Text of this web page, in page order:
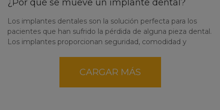
¿Por qué se mueve un implante dental?
Los implantes dentales son la solución perfecta para los
pacientes que han sufrido la pérdida de alguna pieza dental.
Los implantes proporcionan seguridad, comodidad y
moverse causando molestias en el paciente. ¿En qué
CARGAR MÁS